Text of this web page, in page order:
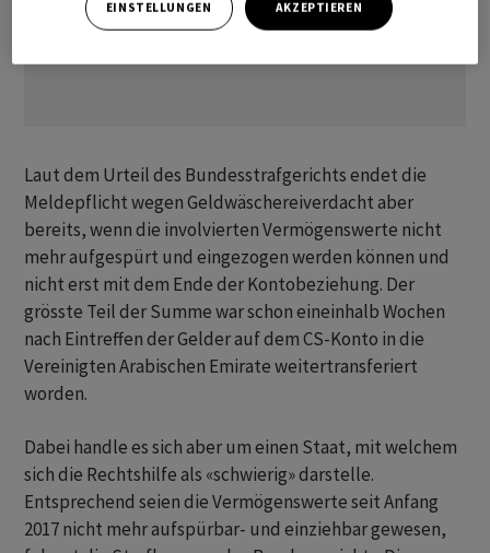
Laut dem Urteil des Bundesstrafgerichts endet die
Meldepflicht wegen Geldwäschereiverdacht aber
bereits, wenn die involvierten Vermögenswerte nicht
mehr aufgespürt und eingezogen werden können und
nicht erst mit dem Ende der Kontobeziehung. Der
grösste Teil der Summe war schon eineinhalb Wochen
nach Eintreffen der Gelder auf dem CS-Konto in die
Vereinigten Arabischen Emirate weitertransferiert
worden.
Dabei handle es sich aber um einen Staat, mit welchem
sich die Rechtshilfe als «schwierig» darstelle.
Entsprechend seien die Vermögenswerte seit Anfang
2017 nicht mehr aufspürbar- und einziehbar gewesen,
EINSTELLUNGEN AKZEPTIEREN